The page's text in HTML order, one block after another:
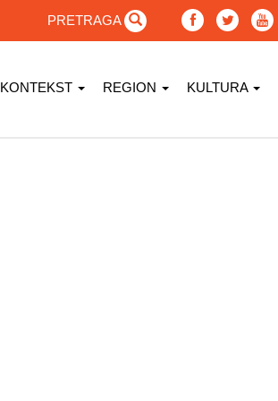
PRETRAGA
KONTEKST REGION KULTURA